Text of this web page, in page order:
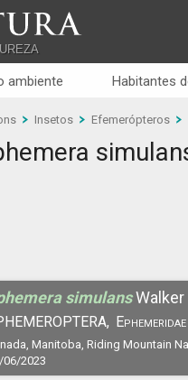
ambiente Habitantes
Insetos Efemerópteros
simulansWalker
Ephemeridae
Manitoba, Riding Mountain
06/2023